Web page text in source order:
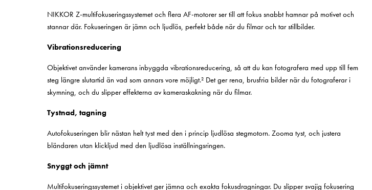
NIKKOR Z-multifokuseringssystemet och flera AF-motorer ser till att fokus snabbt hamnar på motivet och
stannar där. Fokuseringen är jämn och ljudlös, perfekt både när du filmar och tar stillbilder.
Vibrationsreducering
Objektivet använder kamerans inbyggda vibrationsreducering, så att du kan fotografera med upp till fem
steg längre slutartid än vad som annars vore möjligt.² Det ger rena, brusfria bilder när du fotograferar i
skymning, och du slipper effekterna av kameraskakning när du filmar.
Tystnad, tagning
Autofokuseringen blir nästan helt tyst med den i princip ljudlösa stegmotorn. Zooma tyst, och justera
bländaren utan klickljud med den ljudlösa inställningsringen.
Snyggt och jämnt
Multifokuseringssystemet i objektivet ger jämna och exakta fokusdragningar. Du slipper svajig fokusering